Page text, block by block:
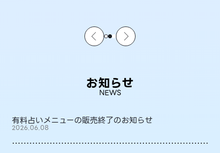
お知らせ
NEWS
有料占いメニューの販売終了のお知らせ
2026.06.08